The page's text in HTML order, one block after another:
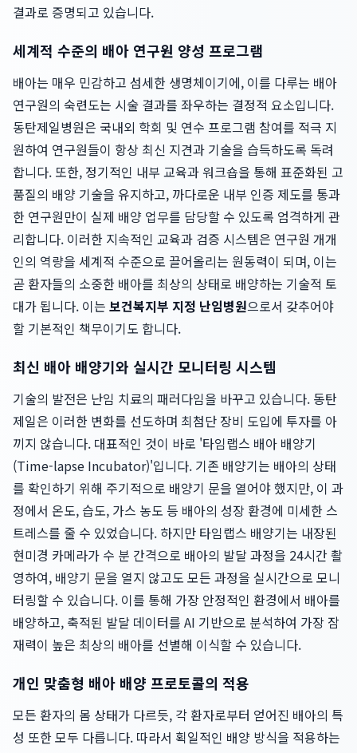
결과로 증명되고 있습니다.
세계적 수준의 배아 연구원 양성 프로그램
배아는 매우 민감하고 섬세한 생명체이기에, 이를 다루는 배아
연구원의 숙련도는 시술 결과를 좌우하는 결정적 요소입니다.
동탄제일병원은 국내외 학회 및 연수 프로그램 참여를 적극 지
원하여 연구원들이 항상 최신 지견과 기술을 습득하도록 독려
합니다. 또한, 정기적인 내부 교육과 워크숍을 통해 표준화된 고
품질의 배양 기술을 유지하고, 까다로운 내부 인증 제도를 통과
한 연구원만이 실제 배양 업무를 담당할 수 있도록 엄격하게 관
리합니다. 이러한 지속적인 교육과 검증 시스템은 연구원 개개
인의 역량을 세계적 수준으로 끌어올리는 원동력이 되며, 이는
곧 환자들의 소중한 배아를 최상의 상태로 배양하는 기술적 토
대가 됩니다. 이는 보건복지부 지정 난임병원으로서 갖추어야
할 기본적인 책무이기도 합니다.
최신 배아 배양기와 실시간 모니터링 시스템
기술의 발전은 난임 치료의 패러다임을 바꾸고 있습니다. 동탄
제일은 이러한 변화를 선도하며 최첨단 장비 도입에 투자를 아
끼지 않습니다. 대표적인 것이 바로 '타임랩스 배아 배양기
(Time-lapse Incubator)'입니다. 기존 배양기는 배아의 상태
를 확인하기 위해 주기적으로 배양기 문을 열어야 했지만, 이 과
정에서 온도, 습도, 가스 농도 등 배아의 성장 환경에 미세한 스
트레스를 줄 수 있었습니다. 하지만 타임랩스 배양기는 내장된
현미경 카메라가 수 분 간격으로 배아의 발달 과정을 24시간 촬
영하여, 배양기 문을 열지 않고도 모든 과정을 실시간으로 모니
터링할 수 있습니다. 이를 통해 가장 안정적인 환경에서 배아를
배양하고, 축적된 발달 데이터를 AI 기반으로 분석하여 가장 잠
재력이 높은 최상의 배아를 선별해 이식할 수 있습니다.
개인 맞춤형 배아 배양 프로토콜의 적용
모든 환자의 몸 상태가 다르듯, 각 환자로부터 얻어진 배아의 특
성 또한 모두 다릅니다. 따라서 획일적인 배양 방식을 적용하는